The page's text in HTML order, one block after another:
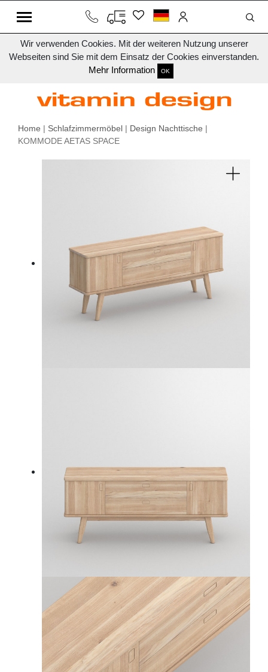
Wir verwenden Cookies. Mit der weiteren Nutzung unserer
Webseiten sind Sie mit dem Einsatz der Cookies einverstanden.
Mehr Information
OK
Home | Schlafzimmermöbel | Design Nachttische |
KOMMODE AETAS SPACE